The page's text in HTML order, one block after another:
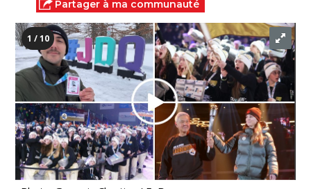
Partager à ma communauté
1 / 10